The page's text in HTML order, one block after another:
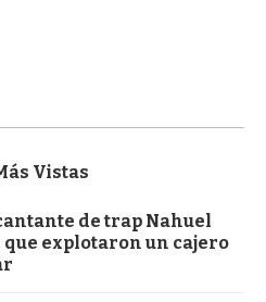
Vistas
de trap Nahuel
que explotaron un cajero